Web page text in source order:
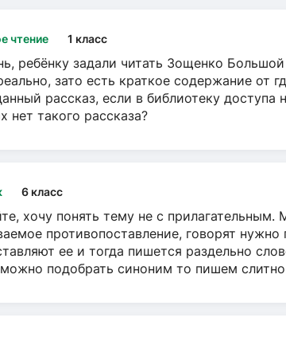
чтение 1 класс
ребёнку задали читать Зощенко
зато есть краткое содержание от
рассказ, если в библиотеку доступа
нет такого рассказа?
6 класс
хочу понять тему не с прилагательным.
противопоставление, говорят
ее и тогда пишется раздельно
можно подобрать синоним то пишем слитно